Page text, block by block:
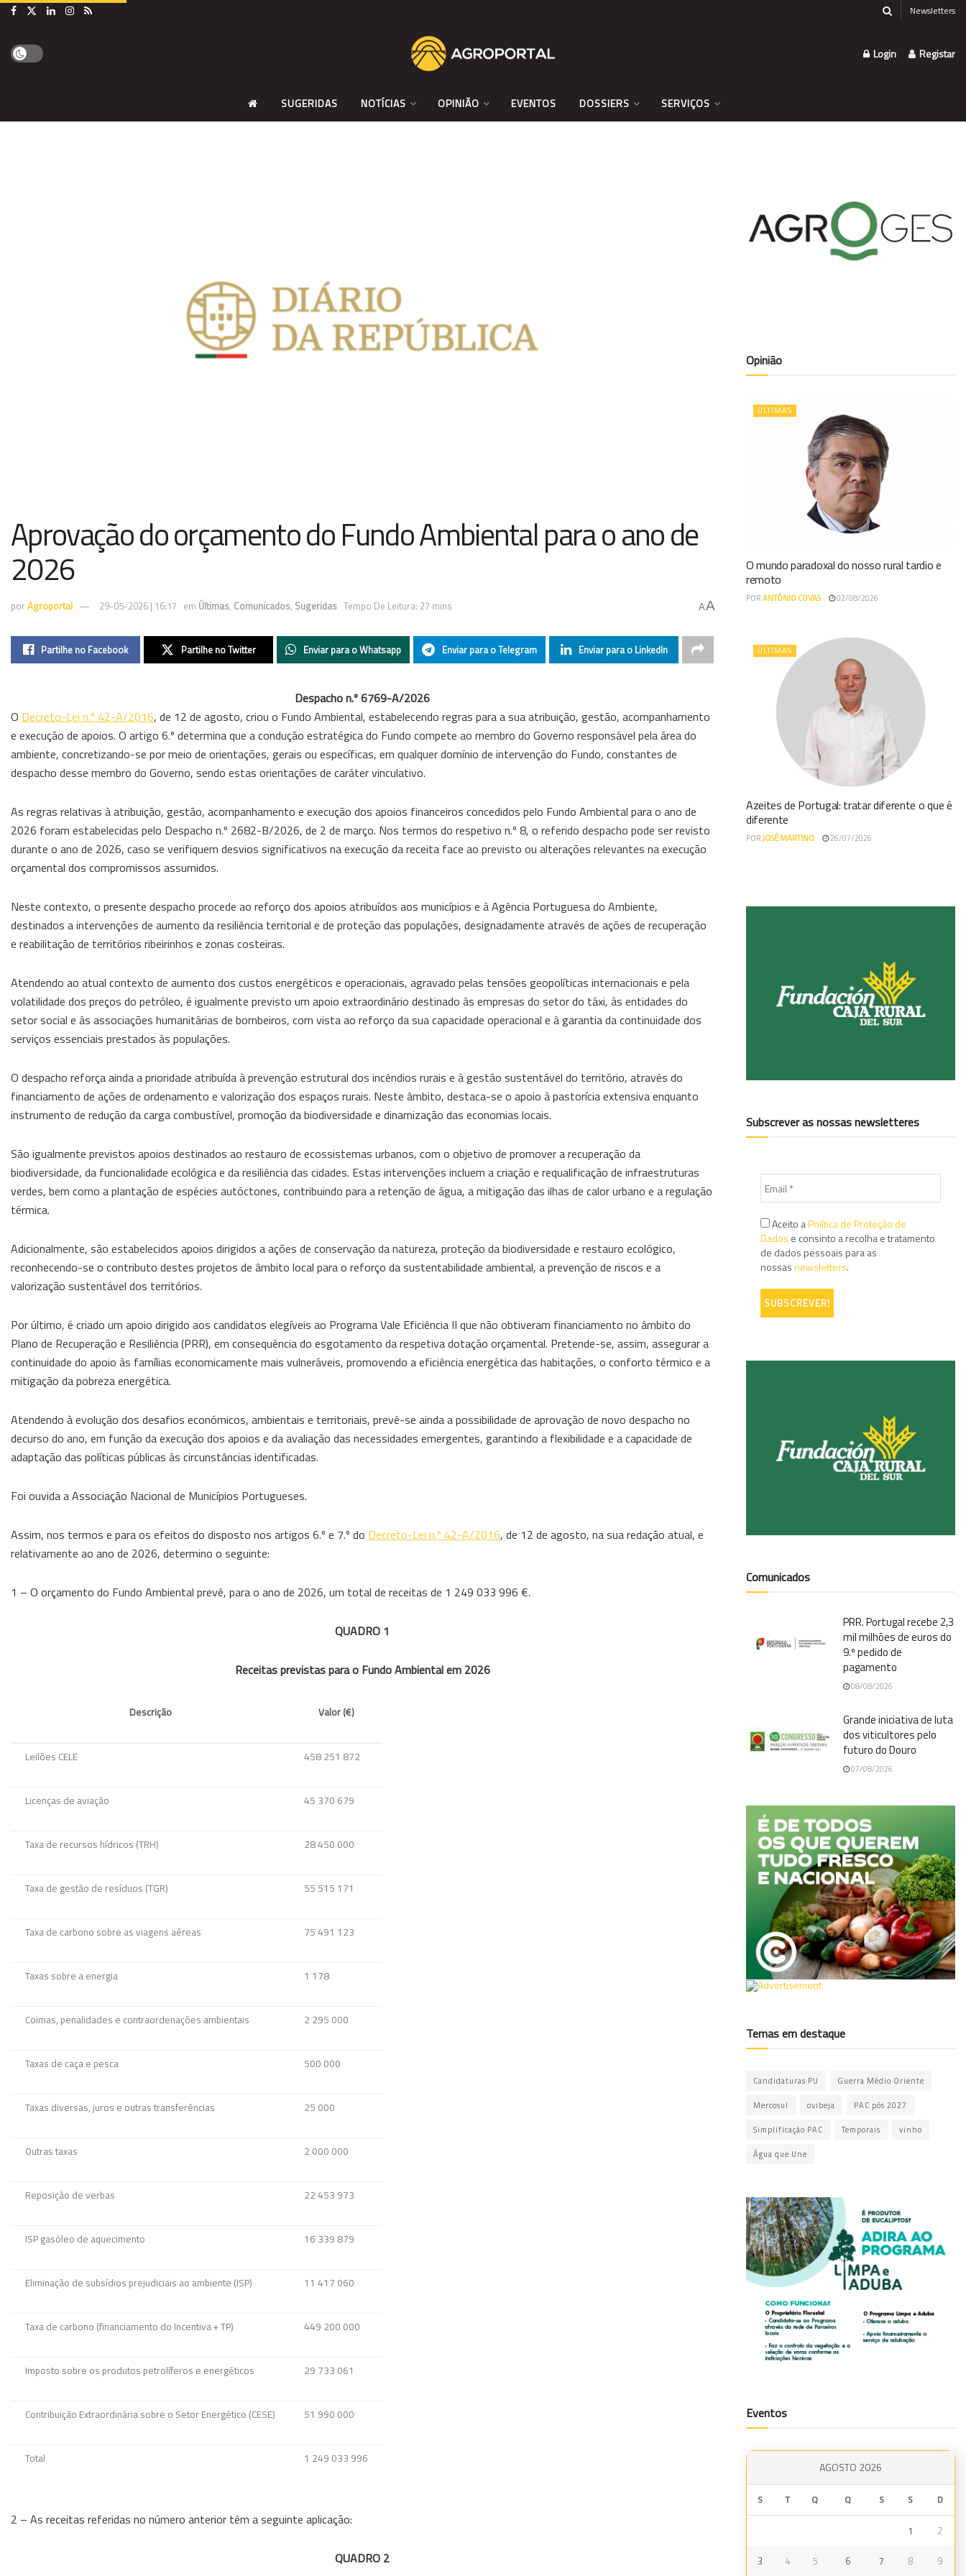
Newsletters
Login Registar
SUGERIDAS NOTÍCIAS OPINIÃO EVENTOS DOSSIERS SERVIÇOS
Aprovação do orçamento do Fundo Ambiental para o ano de
2026
porAgroportal 29-05-2026 | 16:17 em Últimas, Comunicados, Sugeridas Tempo De Leitura: 27 mins AA
Partilhe no Facebook Partilhe no Twitter Enviar para o Whatsapp Enviar para o Telegram Enviar para o LinkedIn
Despacho n.º 6769-A/2026
O Decreto-Lei n.º 42-A/2016, de 12 de agosto, criou o Fundo Ambiental, estabelecendo regras para a sua atribuição, gestão, acompanhamento
e execução de apoios. O artigo 6.º determina que a condução estratégica do Fundo compete ao membro do Governo responsável pela área do
ambiente, concretizando-se por meio de orientações, gerais ou específicas, em qualquer domínio de intervenção do Fundo, constantes de
despacho desse membro do Governo, sendo estas orientações de caráter vinculativo.
As regras relativas à atribuição, gestão, acompanhamento e execução dos apoios financeiros concedidos pelo Fundo Ambiental para o ano de
2026 foram estabelecidas pelo Despacho n.º 2682-B/2026, de 2 de março. Nos termos do respetivo n.º 8, o referido despacho pode ser revisto
durante o ano de 2026, caso se verifiquem desvios significativos na execução da receita face ao previsto ou alterações relevantes na execução
orçamental dos compromissos assumidos.
Neste contexto, o presente despacho procede ao reforço dos apoios atribuídos aos municípios e à Agência Portuguesa do Ambiente,
destinados a intervenções de aumento da resiliência territorial e de proteção das populações, designadamente através de ações de recuperação
e reabilitação de territórios ribeirinhos e zonas costeiras.
Atendendo ao atual contexto de aumento dos custos energéticos e operacionais, agravado pelas tensões geopolíticas internacionais e pela
volatilidade dos preços do petróleo, é igualmente previsto um apoio extraordinário destinado às empresas do setor do táxi, às entidades do
setor social e às associações humanitárias de bombeiros, com vista ao reforço da sua capacidade operacional e à garantia da continuidade dos
serviços essenciais prestados às populações.
O despacho reforça ainda a prioridade atribuída à prevenção estrutural dos incêndios rurais e à gestão sustentável do território, através do
financiamento de ações de ordenamento e valorização dos espaços rurais. Neste âmbito, destaca-se o apoio à pastorícia extensiva enquanto
instrumento de redução da carga combustível, promoção da biodiversidade e dinamização das economias locais.
São igualmente previstos apoios destinados ao restauro de ecossistemas urbanos, com o objetivo de promover a recuperação da
biodiversidade, da funcionalidade ecológica e da resiliência das cidades. Estas intervenções incluem a criação e requalificação de infraestruturas
verdes, bem como a plantação de espécies autóctones, contribuindo para a retenção de água, a mitigação das ilhas de calor urbano e a regulação
térmica.
Adicionalmente, são estabelecidos apoios dirigidos a ações de conservação da natureza, proteção da biodiversidade e restauro ecológico,
reconhecendo-se o contributo destes projetos de âmbito local para o reforço da sustentabilidade ambiental, a prevenção de riscos e a
valorização sustentável dos territórios.
Por último, é criado um apoio dirigido aos candidatos elegíveis ao Programa Vale Eficiência II que não obtiveram financiamento no âmbito do
Plano de Recuperação e Resiliência (PRR), em consequência do esgotamento da respetiva dotação orçamental. Pretende-se, assim, assegurar a
continuidade do apoio às famílias economicamente mais vulneráveis, promovendo a eficiência energética das habitações, o conforto térmico e a
mitigação da pobreza energética.
Atendendo à evolução dos desafios económicos, ambientais e territoriais, prevê-se ainda a possibilidade de aprovação de novo despacho no
decurso do ano, em função da execução dos apoios e da avaliação das necessidades emergentes, garantindo a flexibilidade e a capacidade de
adaptação das políticas públicas às circunstâncias identificadas.
Foi ouvida a Associação Nacional de Municípios Portugueses.
Assim, nos termos e para os efeitos do disposto nos artigos 6.º e 7.º do Decreto-Lei n.º 42-A/2016, de 12 de agosto, na sua redação atual, e
relativamente ao ano de 2026, determino o seguinte:
1 – O orçamento do Fundo Ambiental prevê, para o ano de 2026, um total de receitas de 1 249 033 996 €.
QUADRO 1
Receitas previstas para o Fundo Ambiental em 2026
Descrição Valor (€)
Leilões CELE 458 251 872
Licenças de aviação 45 370 679
Taxa de recursos hídricos (TRH) 28 450 000
Taxa de gestão de resíduos (TGR) 55 515 171
Taxa de carbono sobre as viagens aéreas 75 491 123
Taxas sobre a energia 1 178
Coimas, penalidades e contraordenações ambientais 2 295 000
Taxas de caça e pesca 500 000
Taxas diversas, juros e outras transferências 25 000
Outras taxas 2 000 000
Reposição de verbas 22 453 973
ISP gasóleo de aquecimento 16 339 879
Eliminação de subsídios prejudiciais ao ambiente (ISP) 11 417 060
Taxa de carbono (financiamento do Incentiva + TP) 449 200 000
Imposto sobre os produtos petrolíferos e energéticos 29 733 061
Contribuição Extraordinária sobre o Setor Energético (CESE) 51 990 000
Total 1 249 033 996
2 – As receitas referidas no número anterior têm a seguinte aplicação:
QUADRO 2
Opinião
ÚLTIMAS
O mundo paradoxal do nosso rural tardio e
remoto
PORANTÓNIO COVAS 02/08/2026
ÚLTIMAS
Azeites de Portugal: tratar diferente o que é
diferente
PORJOSÉ MARTINO 26/07/2026
Subscrever as nossas newsletteres
Aceito aPolítica de Proteção de
Dados e consinto a recolha e tratamento
de dados pessoais para as
nossasnewsletters.
Comunicados
PRR. Portugal recebe 2,3
mil milhões de euros do
9.º pedido de
pagamento
08/08/2026
Grande iniciativa de luta
dos viticultores pelo
futuro do Douro
07/08/2026
Temas em destaque
Candidaturas PU Guerra Médio Oriente
Mercosul ovibeja PAC pós 2027
Simplificação PAC Temporais vinho
Água que Une
Eventos
AGOSTO 2026
S T Q Q S S D
1 2
3 4 5 6 7 8 9